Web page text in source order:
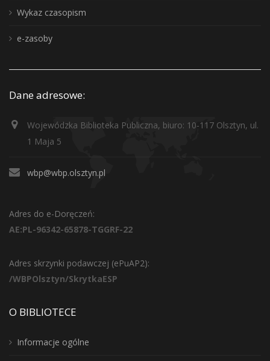
Wykaz czasopism
e-zasoby
Dane adresowe:
Wojewódzka Biblioteka Publiczna, biuro: 10-117 Olsztyn, ul.
1 Maja 5
wbp@wbp.olsztyn.pl
Adres do e-Doręczeń:
AE:PL-96342-65878-TGGRF-22
Adres skrzynki podawczej (ePuAP2):
/WBPOlsztyn/SkrytkaESP
O BIBLIOTECE
Informacje ogólne